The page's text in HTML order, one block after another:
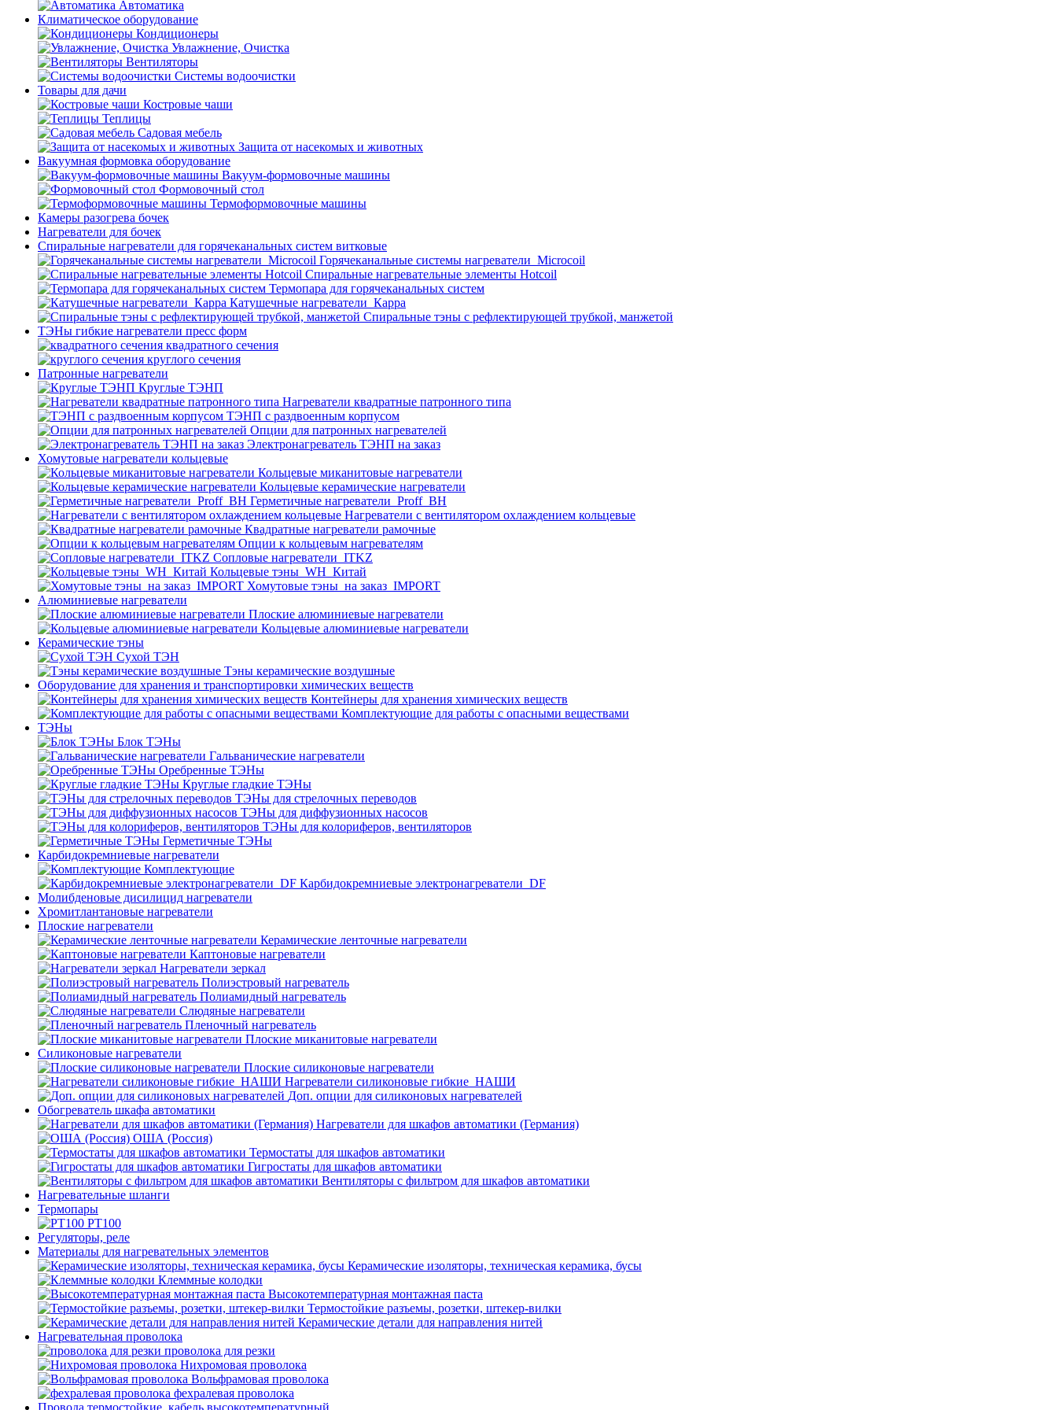
Автоматика
Климатическое оборудование
Кондиционеры
Увлажнение, Очистка
Вентиляторы
Системы водоочистки
Товары для дачи
Костровые чаши
Теплицы
Садовая мебель
Защита от насекомых и животных
Вакуумная формовка оборудование
Вакуум-формовочные машины
Формовочный стол
Термоформовочные машины
Камеры разогрева бочек
Нагреватели для бочек
Спиральные нагреватели для горячеканальных систем витковые
Горячеканальные системы нагреватели_Microcoil
Спиральные нагревательные элементы Hotcoil
Термопара для горячеканальных систем
Катушечные нагреватели_Карра
Спиральные тэны с рефлектирующей трубкой, манжетой
ТЭНы гибкие нагреватели пресс форм
квадратного сечения
круглого сечения
Патронные нагреватели
Круглые ТЭНП
Нагреватели квадратные патронного типа
ТЭНП с раздвоенным корпусом
Опции для патронных нагревателей
Электронагреватель ТЭНП на заказ
Хомутовые нагреватели кольцевые
Кольцевые миканитовые нагреватели
Кольцевые керамические нагреватели
Герметичные нагреватели_Proff_BH
Нагреватели с вентилятором охлаждением кольцевые
Квадратные нагреватели рамочные
Опции к кольцевым нагревателям
Cопловые нагреватели_ITKZ
Кольцевые тэны_WH_Китай
Хомутовые тэны_на заказ_IMPORT
Алюминиевые нагреватели
Плоские алюминиевые нагреватели
Кольцевые алюминиевые нагреватели
Керамические тэны
Сухой ТЭН
Тэны керамические воздушные
Оборудование для хранения и транспортировки химических веществ
Контейнеры для хранения химических веществ
Комплектующие для работы с опасными веществами
ТЭНы
Блок ТЭНы
Гальванические нагреватели
Оребренные ТЭНы
Круглые гладкие ТЭНы
ТЭНы для стрелочных переводов
ТЭНы для диффузионных насосов
ТЭНы для колориферов, вентиляторов
Герметичные ТЭНы
Карбидокремниевые нагреватели
Комплектующие
Карбидокремниевые электронагреватели_DF
Молибденовые дисилицид нагреватели
Хромитлантановые нагреватели
Плоские нагреватели
Керамические ленточные нагреватели
Каптоновые нагреватели
Нагреватели зеркал
Полиэстровый нагреватель
Полиамидный нагреватель
Слюдяные нагреватели
Пленочный нагреватель
Плоские миканитовые нагреватели
Силиконовые нагреватели
Плоские силиконовые нагреватели
Нагреватели силиконовые гибкие_НАШИ
Доп. опции для силиконовых нагревателей
Обогреватель шкафа автоматики
Нагреватели для шкафов автоматики (Германия)
ОША (Россия)
Термостаты для шкафов автоматики
Гигростаты для шкафов автоматики
Вентиляторы с фильтром для шкафов автоматики
Нагревательные шланги
Термопары
PT100
Регуляторы, реле
Материалы для нагревательных элементов
Керамические изоляторы, техническая керамика, бусы
Клеммные колодки
Высокотемпературная монтажная паста
Термостойкие разъемы, розетки, штекер-вилки
Керамические детали для направления нитей
Нагревательная проволока
проволока для резки
Нихромовая проволока
Вольфрамовая проволока
фехралевая проволока
Провода термостойкие, кабель высокотемпературный